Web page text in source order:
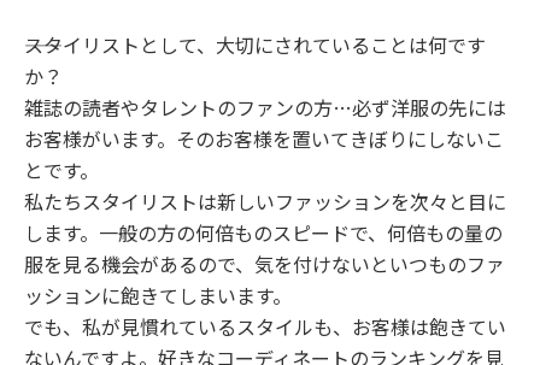
――スタイリストとして、大切にされていることは何です
か？
雑誌の読者やタレントのファンの方…必ず洋服の先には
お客様がいます。そのお客様を置いてきぼりにしないこ
とです。
私たちスタイリストは新しいファッションを次々と目に
します。一般の方の何倍ものスピードで、何倍もの量の
服を見る機会があるので、気を付けないといつものファ
ッションに飽きてしまいます。
でも、私が見慣れているスタイルも、お客様は飽きてい
ないんですよ。好きなコーディネートのランキングを見